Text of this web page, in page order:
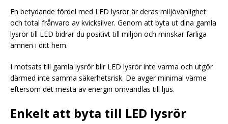
En betydande fördel med LED lysrör är deras miljövänlighet
och total frånvaro av kvicksilver. Genom att byta ut dina gamla
lysrör till LED bidrar du positivt till miljön och minskar farliga
ämnen i ditt hem.
I motsats till gamla lysrör blir LED lysrör inte varma och utgör
därmed inte samma säkerhetsrisk. De avger minimal värme
eftersom det mesta av energin omvandlas till ljus.
Enkelt att byta till LED lysrör